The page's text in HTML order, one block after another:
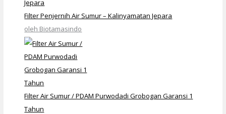
Filter Penjernih Air Sumur – Kalinyamatan Jepara
oleh Biotamasindo
Filter Air Sumur / PDAM Purwodadi Grobogan Garansi 1
Tahun